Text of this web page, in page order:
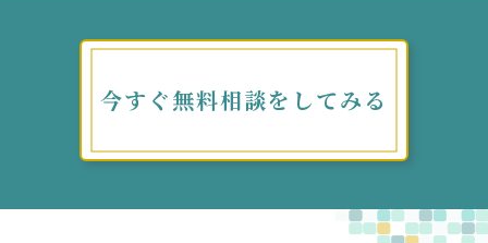
今すぐ無料相談をしてみる